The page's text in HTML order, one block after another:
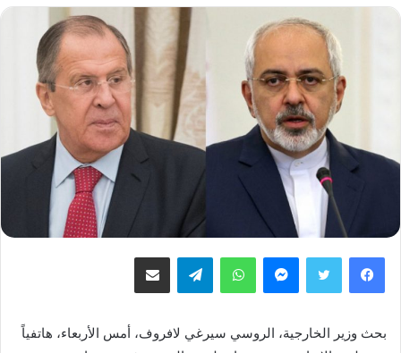
فيسبوك تويتر ماسنجر واتساب تيلقرام مشاركة عبر البريد
بحث وزير الخارجية، الروسي سيرغي لافروف، أمس الأربعاء، هاتفياً